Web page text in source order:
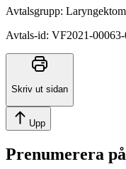
Avtalsgrupp:
Avtals-id: VF2021-00063-
Skriv ut sidan
Upp
Prenumerera